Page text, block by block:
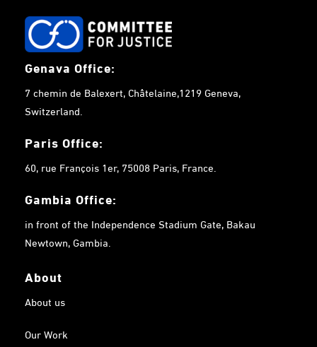
Genava Office:
7 chemin de Balexert, Châtelaine,1219 Geneva,
Switzerland.
Paris Office:
60, rue François 1er, 75008 Paris, France.
Gambia Office:
in front of the Independence Stadium Gate, Bakau
Newtown, Gambia.
About
About us
Our Work